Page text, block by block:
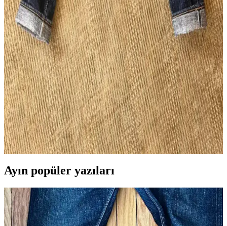
Flat Head FN-D111 14.5oz Wide Straight LHT Kot
Pantolon Özellikleri ve Kullanıcı Yorumları
Flat Head FN-D111 14.5oz Wide Straight LHT, geniş kesimi, özgün
renk detayları ve dayanıklı kumaşıyla günlük kullanım için ideal bir
kot pantolon olarak öne çıkıyor. Beden uyumu ve solma özellikleri
kullanıcı deneyimlerine göre değişiyor.
Pure Blue Japan SR-013 Raw Denim Pantolonların
5 Yıllık Kullanım ve Solma İncelemesi
Pure Blue Japan SR-013 model raw denim pantolon, 5 yıl boyunca
düzenli kullanımla kalın slubby kumaşı ve yoğun indigo boyası
sayesinde benzersiz solma desenleri ve dayanıklılık sunar.
Ayın popüler yazıları